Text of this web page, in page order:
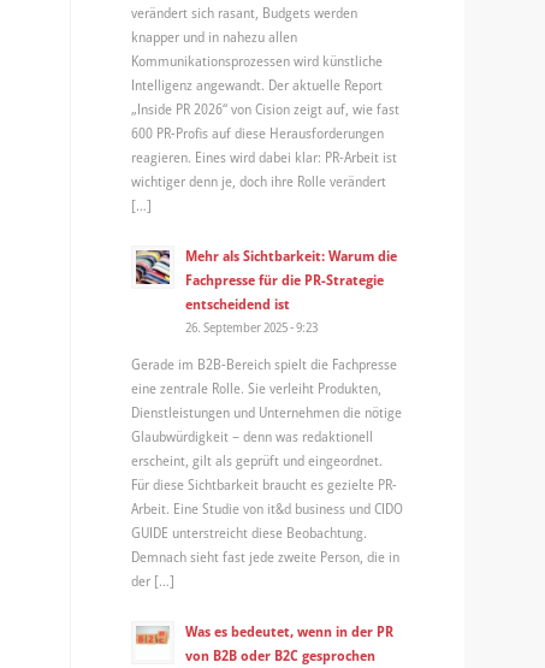
verändert sich rasant, Budgets werden
knapper und in nahezu allen
Kommunikationsprozessen wird künstliche
Intelligenz angewandt. Der aktuelle Report
„Inside PR 2026“ von Cision zeigt auf, wie fast
600 PR-Profis auf diese Herausforderungen
reagieren. Eines wird dabei klar: PR-Arbeit ist
wichtiger denn je, doch ihre Rolle verändert
[…]
Mehr als Sichtbarkeit: Warum die
Fachpresse für die PR-Strategie
entscheidend ist
26. September 2025 - 9:23
Gerade im B2B-Bereich spielt die Fachpresse
eine zentrale Rolle. Sie verleiht Produkten,
Dienstleistungen und Unternehmen die nötige
Glaubwürdigkeit – denn was redaktionell
erscheint, gilt als geprüft und eingeordnet.
Für diese Sichtbarkeit braucht es gezielte PR-
Arbeit. Eine Studie von it&d business und CIDO
GUIDE unterstreicht diese Beobachtung.
Demnach sieht fast jede zweite Person, die in
der […]
Was es bedeutet, wenn in der PR
von B2B oder B2C gesprochen